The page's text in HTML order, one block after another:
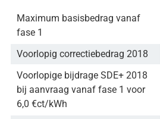
Maximum basisbedrag vanaf
fase 1
Voorlopig correctiebedrag 2018
Voorlopige bijdrage SDE+ 2018
bij aanvraag vanaf fase 1 voor
6,0 €ct/kWh